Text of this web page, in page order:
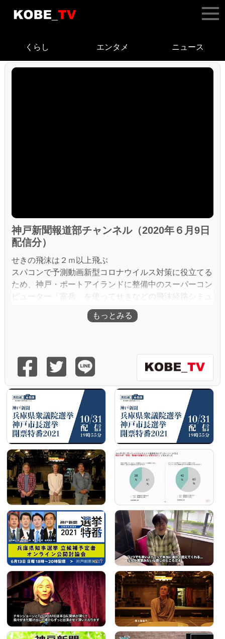
くらし エンタメ ニュース
神戸新聞報道部チャンネル（2020年６月9日
配信分）
せきの飛沫は２ｍ以上飛ぶ
スパコンで予測動画新型コロナウイルス対策に役立てる
ため、神戸・ポートアイランドに整備中のスーパーコン
ピューター「富岳」を使ってせきなどの飛沫経路シミュ
レーション（予測）をしていた理化学研究所（理研）な
どが３日、その中間結果を公開した。現在推奨される２
た。理研計算科学研究センターの坪倉誠チームリーダー
（神戸大教授）は、対策として、マスク着用や間仕切り
最新の新型コロナウイルス情報を紹介する「神戸新聞報
道部チャンネル」では、長沼隆之報道部長が神戸新聞の
記事から重要な記事をピックアップして動画で解説。緊
急事態宣言が出された兵庫県からフェイクニュースにと
らわれない正確な情報を随時お届けします。